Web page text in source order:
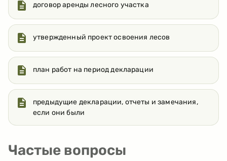
договор аренды лесного участка
утвержденный проект освоения лесов
план работ на период декларации
предыдущие декларации, отчеты и замечания,
если они были
Частые вопросы